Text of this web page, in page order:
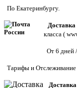
По Екатеринбургу.
класса (
От 6 дней
Тарифы и Отслеживание